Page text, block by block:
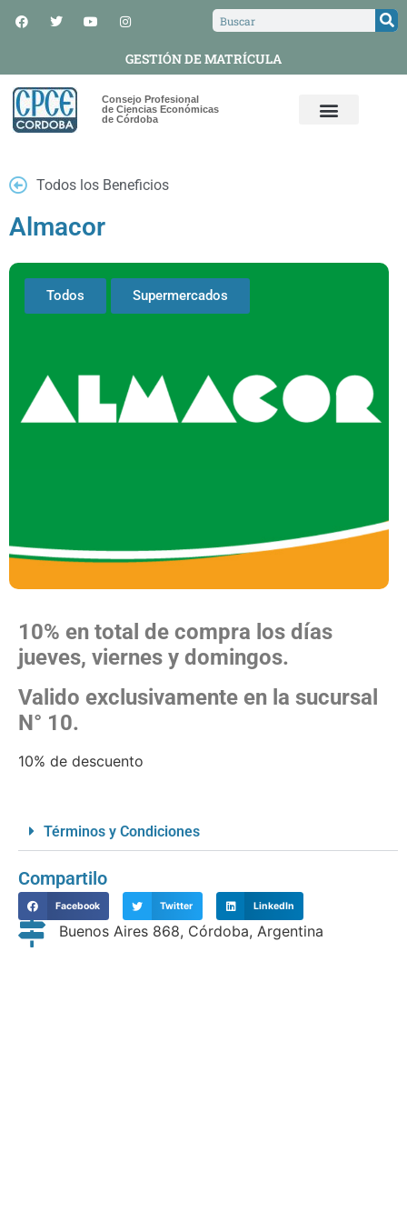
GESTIÓN DE MATRÍCULA
Consejo Profesional
de Ciencias Económicas
de Córdoba
Todos los Beneficios
Almacor
Todos Supermercados
10% en total de compra los días
jueves, viernes y domingos.
Valido exclusivamente en la sucursal
N° 10.
10% de descuento
Términos y Condiciones
Compartilo
Facebook Twitter LinkedIn
Buenos Aires 868, Córdoba, Argentina